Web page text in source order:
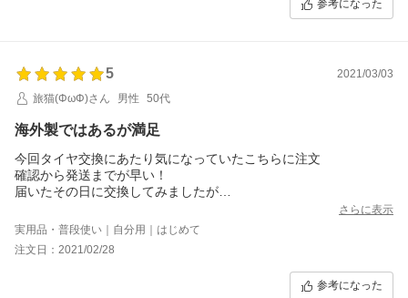
参考になった
5
2021/03/03
旅猫(ΦωΦ)さん
男性 50代
海外製ではあるが満足
今回タイヤ交換にあたり気になっていたこちらに注文
確認から発送までが早い！
届いたその日に交換してみましたが
グレードアップした感じに満足♪
走行は通勤の30キロでの感想ですが
海外製でも流通の多いタイヤらしく
家族のタイヤ買う時はこちらで買いたいと思います
さらに表示
実用品・普段使い｜自分用｜はじめて
注文日：2021/02/28
参考になった